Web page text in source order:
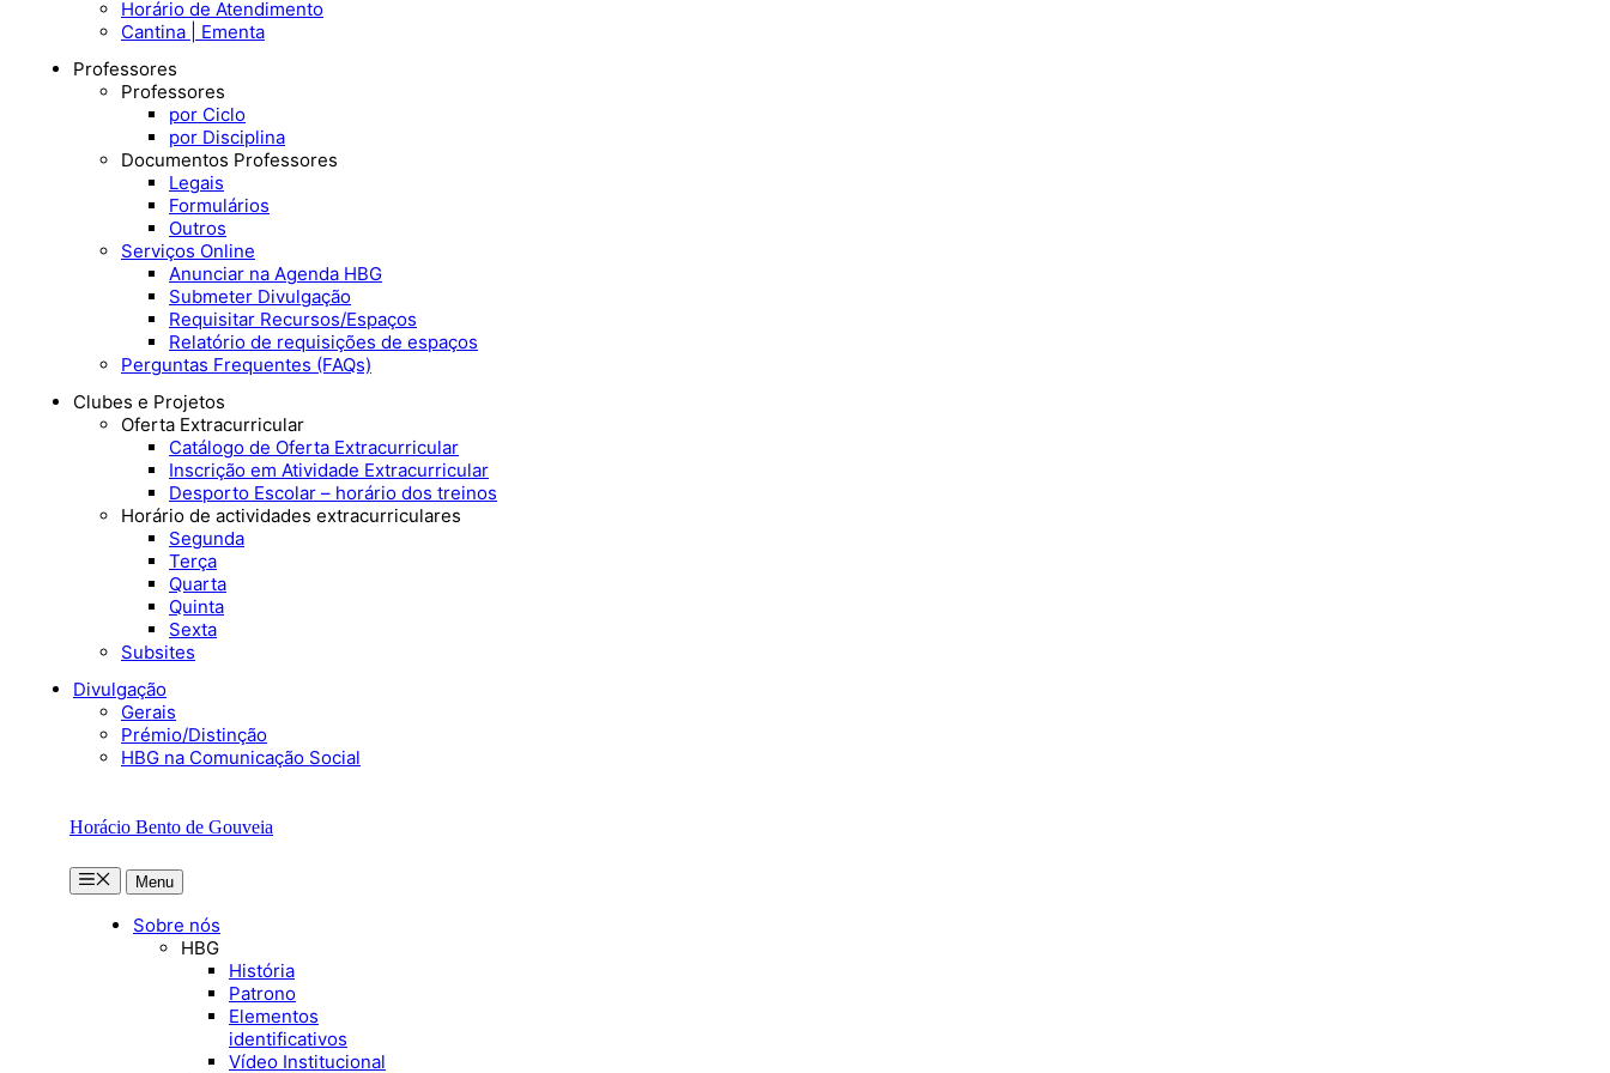
Horário de Atendimento
Cantina | Ementa
Professores
Professores
por Ciclo
por Disciplina
Documentos Professores
Legais
Formulários
Outros
Serviços Online
Anunciar na Agenda HBG
Submeter Divulgação
Requisitar Recursos/Espaços
Relatório de requisições de espaços
Perguntas Frequentes (FAQs)
Clubes e Projetos
Oferta Extracurricular
Catálogo de Oferta Extracurricular
Inscrição em Atividade Extracurricular
Desporto Escolar – horário dos treinos
Horário de actividades extracurriculares
Segunda
Terça
Quarta
Quinta
Sexta
Subsites
Divulgação
Gerais
Prémio/Distinção
HBG na Comunicação Social
Horácio Bento de Gouveia
MenuMenu
Sobre nós
HBG
História
Patrono
Elementos
identificativos
Vídeo Institucional